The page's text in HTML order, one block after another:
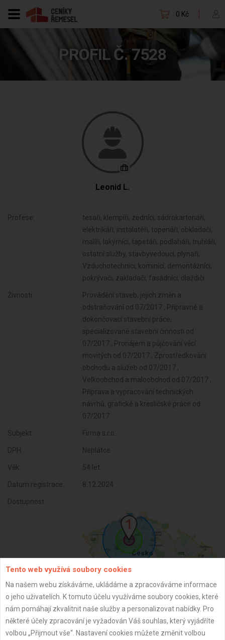
0 Kč
PROFIL Č. 7528
Leonid L.
Profese:
tesaři, klempíři, zedníci, sádrokartonáři,
elektrikáři, instalatéři, topenáři, obkladači,
malíři, lakýrníci, tapetáři, podlaháři, truhláři,
ostatní služby, stavbyvedoucí, plynaři,
Vzduchotechnici, kominíci, demontážníci,
pokrývači, zakladači, fasádníci, dlaždiči
Živnosti:
Provádění staveb, jejich změn a
odstraňování od 07/2017 , Přípravné a
dokončovací stavební práce,
specializované stavební činnosti od
07/2017 , Pronájem a půjčování věcí
movitých od 07/2017 , Zprostředkování
obchodu a služeb od 07/2017 ,
Velkoobchod a maloobchod od 07/2017 ,
Příprava a vypracování technických
návrhů, grafické a kresličské práce od
07/2017
Subjekt: Firma s.r.o.
DPH: Neplátce
Věk: 54 let
Datum registrace: 8.12.2024
Dostupnost:
ZPĚT
Tento web využívá soubory cookies
Na našem webu získáváme, ukládáme a zpracováváme informace
o jeho uživatelích. K tomuto účelu využíváme soubory cookies, které
nám pomáhají zkvalitnit naše služby a personalizovat nabídky. Pro
některé účely zpracování je vyžadován Váš souhlas, který vyjádříte
volbou „Přijmout vše“. Nastavení cookies můžete změnit volbou